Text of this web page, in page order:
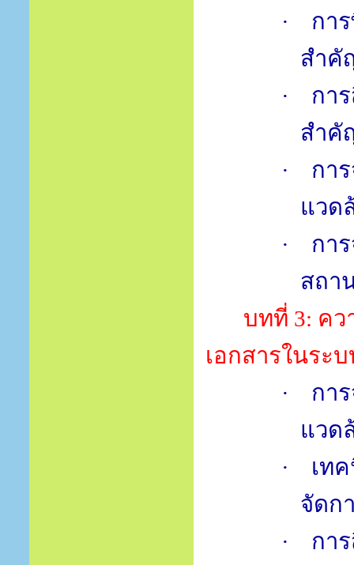
·
กา
สำคั
·
กา
สำคั
·
กา
แวด
·
กา
สถา
บทที่ 3: คว
เอกสารในระ
·
กา
แวด
·
เท
จัดก
·
กา